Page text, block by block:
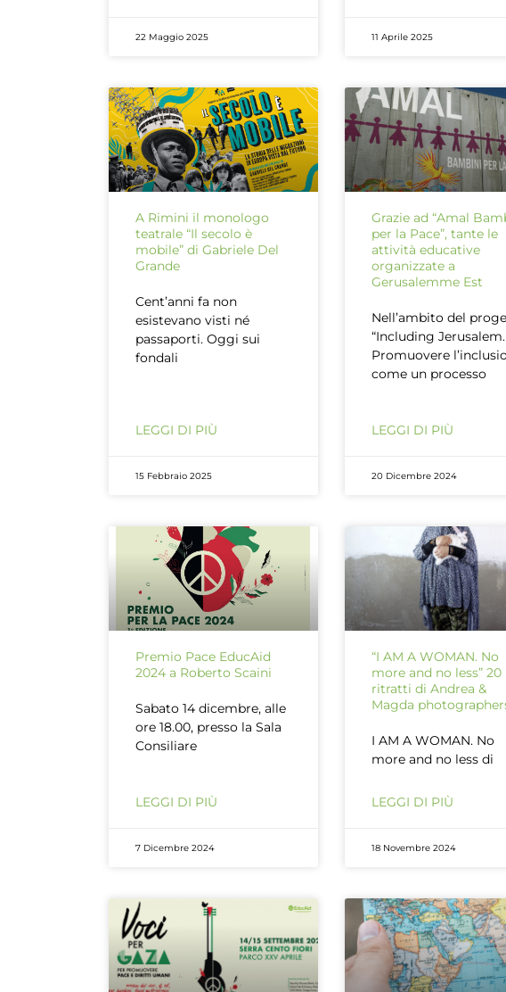
22 Maggio 2025 11 Aprile 2025
A Rimini il monologo
teatrale “Il secolo è
mobile” di Gabriele Del
Grande
Cent’anni fa non
esistevano visti né
passaporti. Oggi sui
fondali
LEGGI DI PIÙ
15 Febbraio 2025
Grazie ad “Amal
per la Pace”, tante le
attività educative
organizzate a
Gerusalemme Est
Nell’ambito del
“Including Jerusalem.
Promuovere
come un processo
LEGGI DI PIÙ
20 Dicembre 2024
Premio Pace EducAid
2024 a Roberto Scaini
Sabato 14 dicembre, alle
ore 18.00, presso la Sala
Consiliare
LEGGI DI PIÙ
7 Dicembre 2024
“I AM A WOMAN. No
more and no less” 20
ritratti di Andrea &
Magda
I AM A WOMAN. No
more and no less di
LEGGI DI PIÙ
18 Novembre 2024